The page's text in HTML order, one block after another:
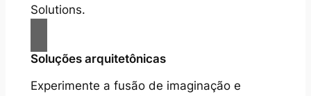
Solutions.
Soluções arquitetônicas
Experimente a fusão de imaginação e